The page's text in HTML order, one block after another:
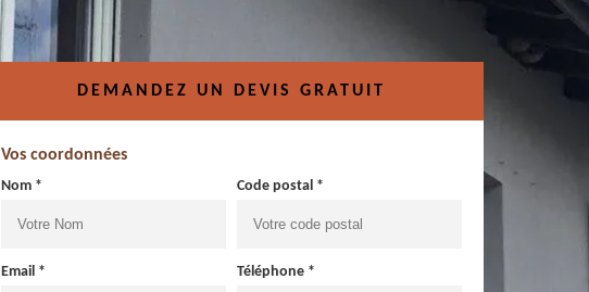
DEMANDEZ UN DEVIS GRATUIT
Vos coordonnées
Nom * Code postal *
Email * Téléphone *